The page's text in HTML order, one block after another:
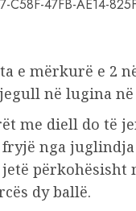
e mërkurë e 2
në lugina
me diell do të
nga
përkohësisht
dy ballë.